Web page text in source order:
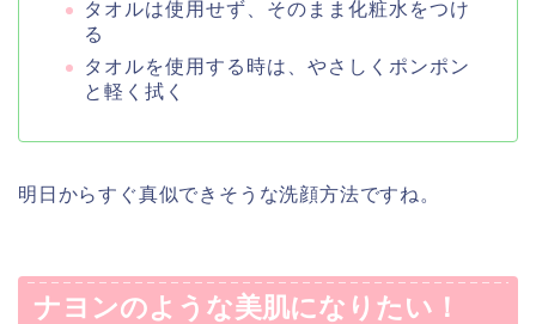
タオルは使用せず、そのまま化粧水をつけ
る
タオルを使用する時は、やさしくポンポン
と軽く拭く
明日からすぐ真似できそうな洗顔方法ですね。
ナヨンのような美肌になりたい！